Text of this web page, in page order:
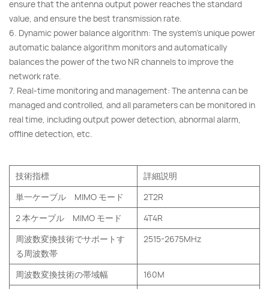
ensure that the antenna output power reaches the standard
value, and ensure the best transmission rate.
6. Dynamic power balance algorithm: The system's unique power
automatic balance algorithm monitors and automatically
balances the power of the two NR channels to improve the
network rate.
7. Real-time monitoring and management: The antenna can be
managed and controlled, and all parameters can be monitored in
real time, including output power detection, abnormal alarm,
offline detection, etc.
技術指標
詳細説明
単一ケーブル MIMO モード
2T2R
2 本ケーブル MIMO モード
4T4R
周波数変換技術でサポートす
る周波数帯
2515-2675MHz
周波数変換技術の帯域幅
160M